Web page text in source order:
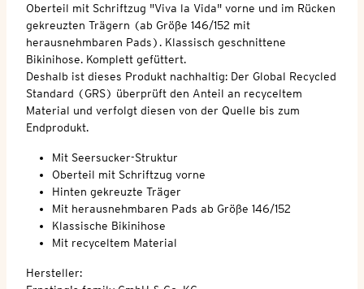
Oberteil mit Schriftzug "Viva la Vida" vorne und im Rücken
gekreuzten Trägern (ab Größe 146/152 mit
herausnehmbaren Pads). Klassisch geschnittene
Bikinihose. Komplett gefüttert.
Deshalb ist dieses Produkt nachhaltig: Der Global Recycled
Standard (GRS) überprüft den Anteil an recyceltem
Material und verfolgt diesen von der Quelle bis zum
Endprodukt.
Mit Seersucker-Struktur
Oberteil mit Schriftzug vorne
Hinten gekreuzte Träger
Mit herausnehmbaren Pads ab Größe 146/152
Klassische Bikinihose
Mit recyceltem Material
Hersteller: